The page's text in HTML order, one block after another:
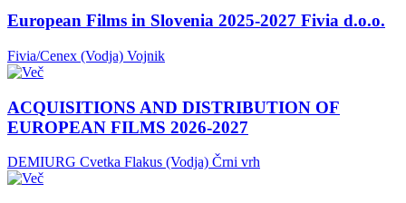
European Films in Slovenia 2025-2027 Fivia d.o.o.
Fivia/Cenex (Vodja) Vojnik
ACQUISITIONS AND DISTRIBUTION OF
EUROPEAN FILMS 2026-2027
DEMIURG Cvetka Flakus (Vodja) Črni vrh